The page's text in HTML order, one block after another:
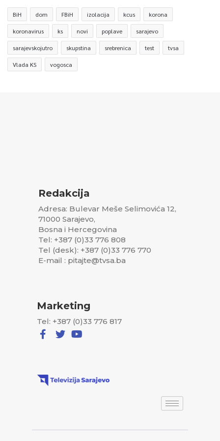
BiH dom FBiH izolacija kcus korona
koronavirus ks novi poplave sarajevo
sarajevskojutro skupstina srebrenica test tvsa
Vlada KS vogosca
Redakcija
Adresa: Bulevar Meše Selimovića 12,
71000 Sarajevo,
Bosna i Hercegovina
Tel: +387 (0)33 776 808
Tel (desk): +387 (0)33 776 770
E-mail : pitajte@tvsa.ba
Marketing
Tel: +387 (0)33 776 817